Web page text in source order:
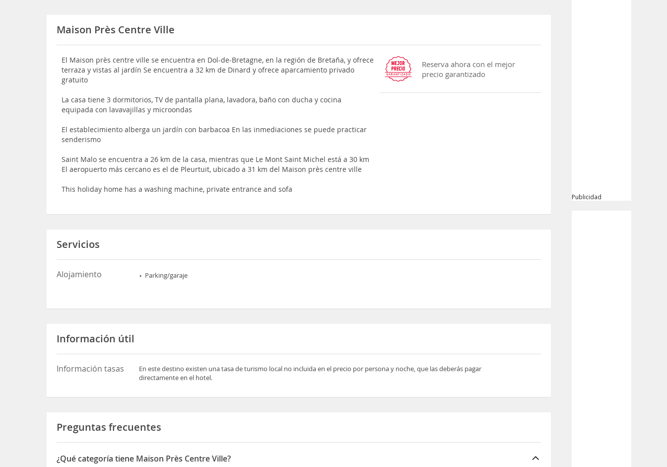
Maison Près Centre Ville
El Maison près centre ville se encuentra en Dol-de-Bretagne, en la región de Bretaña, y ofrece
terraza y vistas al jardín Se encuentra a 32 km de Dinard y ofrece aparcamiento privado
gratuito
La casa tiene 3 dormitorios, TV de pantalla plana, lavadora, baño con ducha y cocina
equipada con lavavajillas y microondas
El establecimiento alberga un jardín con barbacoa En las inmediaciones se puede practicar
senderismo
Saint Malo se encuentra a 26 km de la casa, mientras que Le Mont Saint Michel está a 30 km
El aeropuerto más cercano es el de Pleurtuit, ubicado a 31 km del Maison près centre ville
This holiday home has a washing machine, private entrance and sofa
Reserva ahora con el mejor
precio garantizado
Servicios
Alojamiento Parking/garaje
Información útil
Información tasas
En este destino existen una tasa de turismo local no incluida en el precio por persona y noche, que las deberás pagar
directamente en el hotel.
Preguntas frecuentes
¿Qué categoría tiene Maison Près Centre Ville?
Publicidad